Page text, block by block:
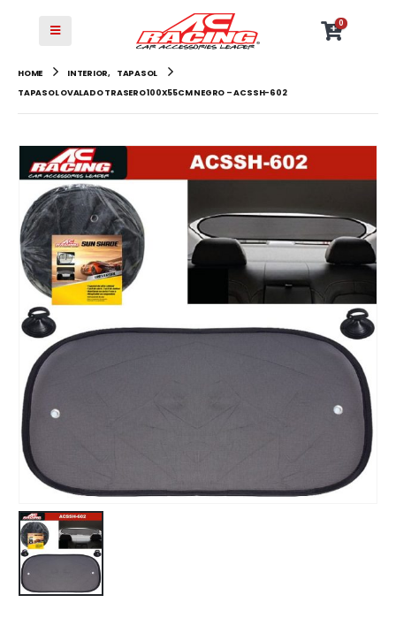
0
HOME INTERIOR,
TAPASOL
TAPASOL OVALADO TRASERO 100X55CM NEGRO – ACSSH-602